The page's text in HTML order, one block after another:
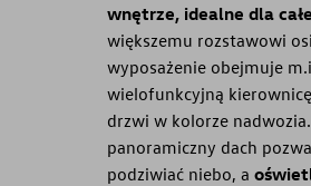
wnętrze, idealne dla
większemu rozstawowi
wyposażenie obejmuje
wielofunkcyjną
drzwi w kolorze
panoramiczny dach
podziwiać niebo, a